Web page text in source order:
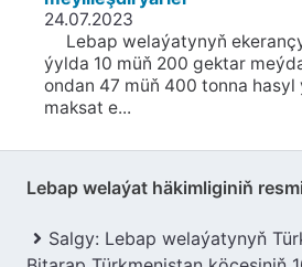
24.07.2023
Lebap welaýatynyň
ýylda 10 müň 200 gektar
ondan 47 müň 400 tonna
maksat e...
Lebap welaýat häkimliginiň
Salgy: Lebap welaýatynyň